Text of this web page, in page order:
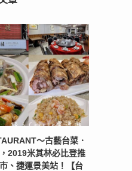
〜古藝台菜．
2019米其林必比登推
、捷運景美站！【台